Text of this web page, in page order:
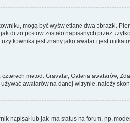
mogą być wyświetlane dwa obrazki.
dużo postów zostało napisanych przez
jest znany jako awatar i jest
metod: Gravatar, Galeria awatarów,
awatarów na danej witrynie, należy
napisał lub jaki ma status na forum, np.